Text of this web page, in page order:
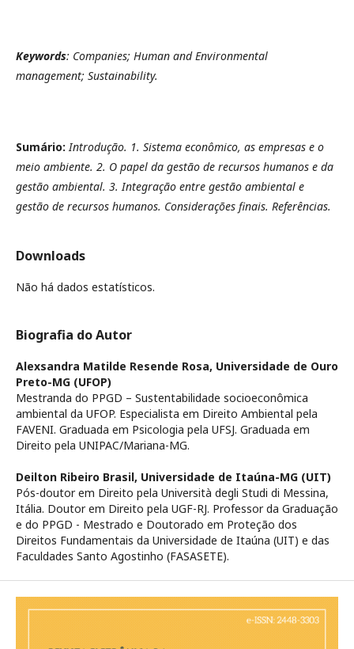
Keywords: Companies; Human and Environmental
management; Sustainability.
Sumário: Introdução. 1. Sistema econômico, as empresas e o
meio ambiente. 2. O papel da gestão de recursos humanos e da
gestão ambiental. 3. Integração entre gestão ambiental e
gestão de recursos humanos. Considerações finais. Referências.
Downloads
Não há dados estatísticos.
Biografia do Autor
Alexsandra Matilde Resende Rosa, Universidade de Ouro
Preto-MG (UFOP)
Mestranda do PPGD – Sustentabilidade socioeconômica
ambiental da UFOP. Especialista em Direito Ambiental pela
FAVENI. Graduada em Psicologia pela UFSJ. Graduada em
Direito pela UNIPAC/Mariana-MG.
Deilton Ribeiro Brasil, Universidade de Itaúna-MG (UIT)
Pós-doutor em Direito pela Università degli Studi di Messina,
Itália. Doutor em Direito pela UGF-RJ. Professor da Graduação
e do PPGD - Mestrado e Doutorado em Proteção dos
Direitos Fundamentais da Universidade de Itaúna (UIT) e das
Faculdades Santo Agostinho (FASASETE).